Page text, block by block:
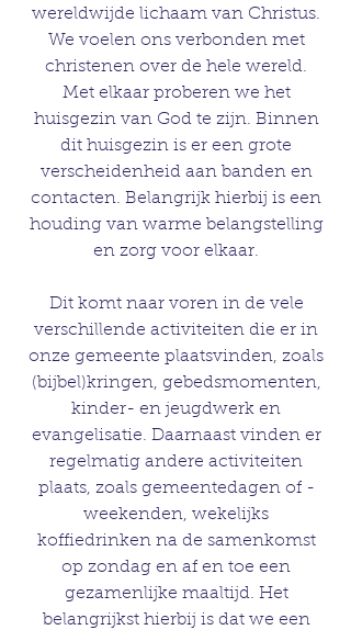
wereldwijde lichaam van Christus.
We voelen ons verbonden met
christenen over de hele wereld.
Met elkaar proberen we het
huisgezin van God te zijn. Binnen
dit huisgezin is er een grote
verscheidenheid aan banden en
contacten. Belangrijk hierbij is een
houding van warme belangstelling
en zorg voor elkaar.
Dit komt naar voren in de vele
verschillende activiteiten die er in
onze gemeente plaatsvinden, zoals
(bijbel)kringen, gebedsmomenten,
kinder- en jeugdwerk en
evangelisatie. Daarnaast vinden er
regelmatig andere activiteiten
plaats, zoals gemeentedagen of -
weekenden, wekelijks
koffiedrinken na de samenkomst
op zondag en af en toe een
gezamenlijke maaltijd. Het
belangrijkst hierbij is dat we een